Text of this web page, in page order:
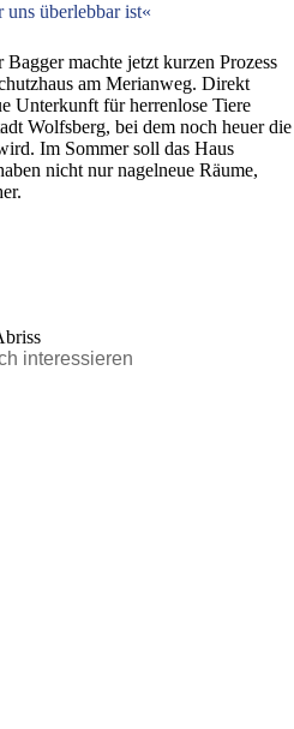
uns überlebbar ist«
machte jetzt kurzen Prozess
am Merianweg. Direkt
Unterkunft für herrenlose Tiere
Wolfsberg, bei dem noch heuer die
Im Sommer soll das Haus
nicht nur nagelneue Räume,
interessieren